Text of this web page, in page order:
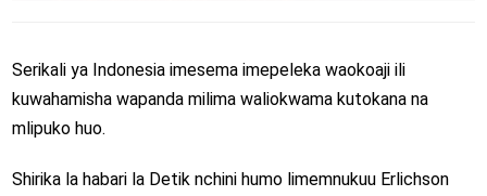
Serikali ya Indonesia imesema imepeleka waokoaji ili
kuwahamisha wapanda milima waliokwama kutokana na
mlipuko huo.
Shirika la habari la Detik nchini humo limemnukuu Erlichson